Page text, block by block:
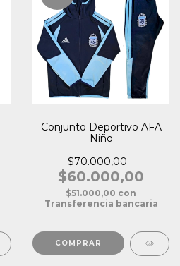
Conjunto Deportivo AFA
Niño
$70.000,00
$60.000,00
$51.000,00 con
Transferencia bancaria
COMPRAR